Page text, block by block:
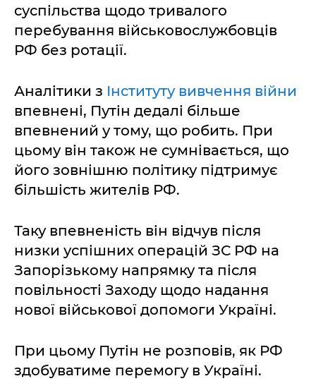
суспільства щодо тривалого
перебування військовослужбовців
РФ без ротації.
Аналітики з Інституту вивчення війни
впевнені, Путін дедалі більше
впевнений у тому, що робить. При
цьому він також не сумнівається, що
його зовнішню політику підтримує
більшість жителів РФ.
Таку впевненість він відчув після
низки успішних операцій ЗС РФ на
Запорізькому напрямку та після
повільності Заходу щодо надання
нової військової допомоги Україні.
При цьому Путін не розповів, як РФ
здобуватиме перемогу в Україні.